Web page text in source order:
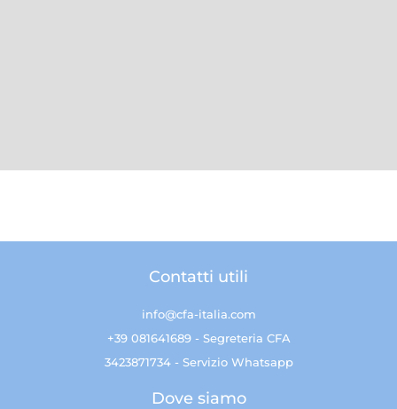
Contatti utili
info@cfa-italia.com
+39 081641689 - Segreteria CFA
3423871734 - Servizio Whatsapp
Dove siamo